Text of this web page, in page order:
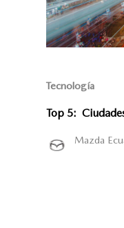
Tecnología
Top 5:
Mazda